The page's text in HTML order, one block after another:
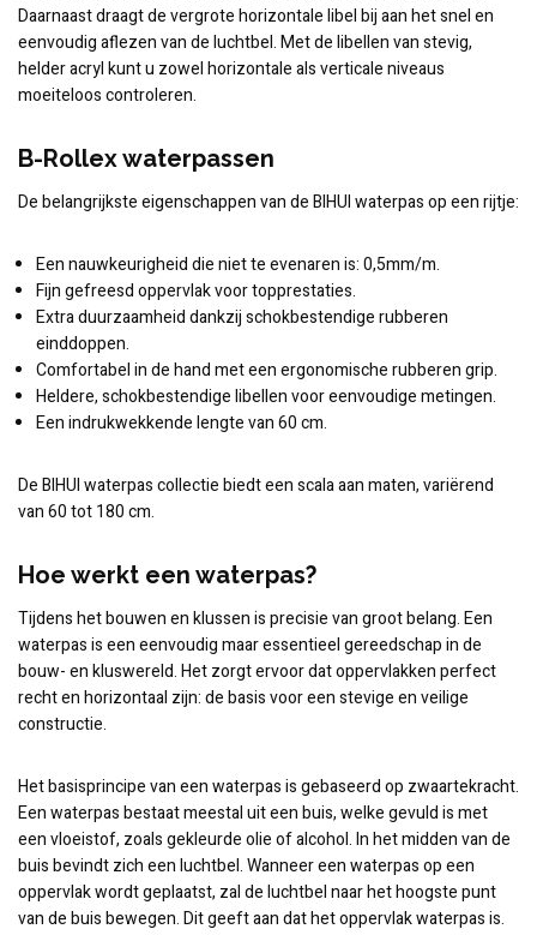
Daarnaast draagt de vergrote horizontale libel bij aan het snel en
eenvoudig aflezen van de luchtbel. Met de libellen van stevig,
helder acryl kunt u zowel horizontale als verticale niveaus
moeiteloos controleren.
B-Rollex waterpassen
De belangrijkste eigenschappen van de BIHUI waterpas op een rijtje:
Een nauwkeurigheid die niet te evenaren is: 0,5mm/m.
Fijn gefreesd oppervlak voor topprestaties.
Extra duurzaamheid dankzij schokbestendige rubberen
einddoppen.
Comfortabel in de hand met een ergonomische rubberen grip.
Heldere, schokbestendige libellen voor eenvoudige metingen.
Een indrukwekkende lengte van 60 cm.
De BIHUI waterpas collectie biedt een scala aan maten, variërend
van 60 tot 180 cm.
Hoe werkt een waterpas?
Tijdens het bouwen en klussen is precisie van groot belang. Een
waterpas is een eenvoudig maar essentieel gereedschap in de
bouw- en kluswereld. Het zorgt ervoor dat oppervlakken perfect
recht en horizontaal zijn: de basis voor een stevige en veilige
constructie.
Het basisprincipe van een waterpas is gebaseerd op zwaartekracht.
Een waterpas bestaat meestal uit een buis, welke gevuld is met
een vloeistof, zoals gekleurde olie of alcohol. In het midden van de
buis bevindt zich een luchtbel. Wanneer een waterpas op een
oppervlak wordt geplaatst, zal de luchtbel naar het hoogste punt
van de buis bewegen. Dit geeft aan dat het oppervlak waterpas is.